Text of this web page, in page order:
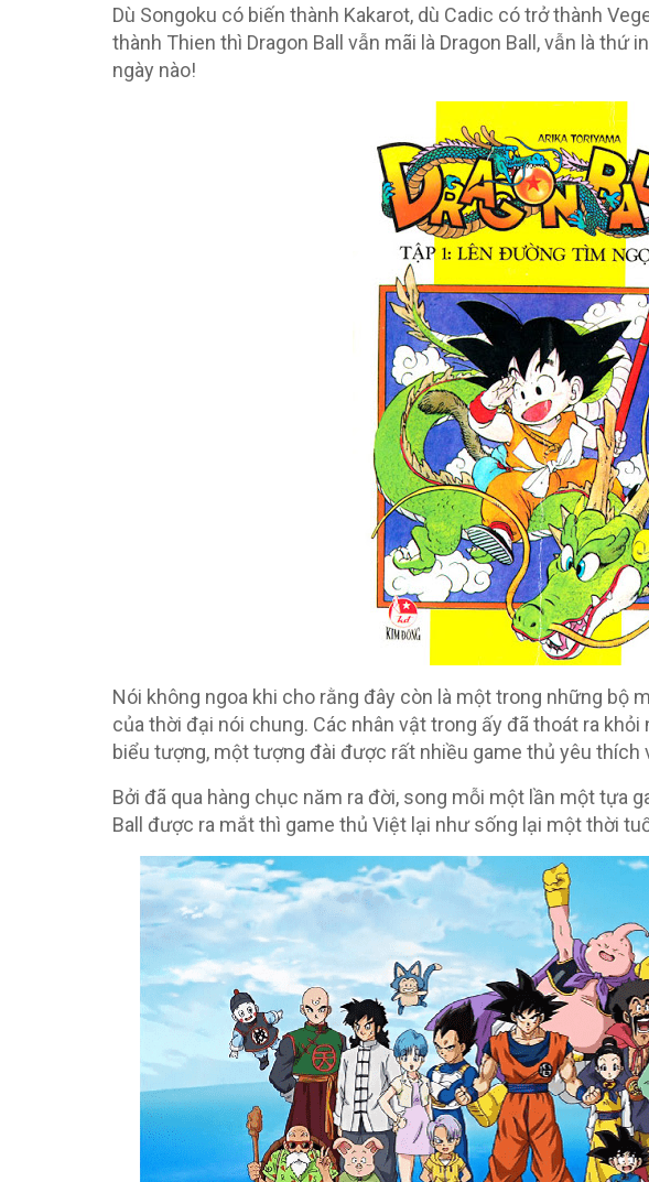
Dù Songoku có biến thành Kakarot, dù Cadic có trở thành
thành Thien thì Dragon Ball vẫn mãi là Dragon Ball, vẫn là thứ
ngày nào!
Nói không ngoa khi cho rằng đây còn là một trong những bộ
của thời đại nói chung. Các nhân vật trong ấy đã thoát ra
biểu tượng, một tượng đài được rất nhiều game thủ yêu thích
Bởi đã qua hàng chục năm ra đời, song mỗi một lần một tựa
Ball được ra mắt thì game thủ Việt lại như sống lại một thời